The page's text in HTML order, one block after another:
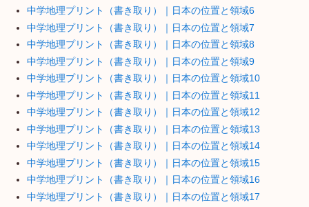
中学地理プリント（書き取り）｜日本の位置と領域6
中学地理プリント（書き取り）｜日本の位置と領域7
中学地理プリント（書き取り）｜日本の位置と領域8
中学地理プリント（書き取り）｜日本の位置と領域9
中学地理プリント（書き取り）｜日本の位置と領域10
中学地理プリント（書き取り）｜日本の位置と領域11
中学地理プリント（書き取り）｜日本の位置と領域12
中学地理プリント（書き取り）｜日本の位置と領域13
中学地理プリント（書き取り）｜日本の位置と領域14
中学地理プリント（書き取り）｜日本の位置と領域15
中学地理プリント（書き取り）｜日本の位置と領域16
中学地理プリント（書き取り）｜日本の位置と領域17